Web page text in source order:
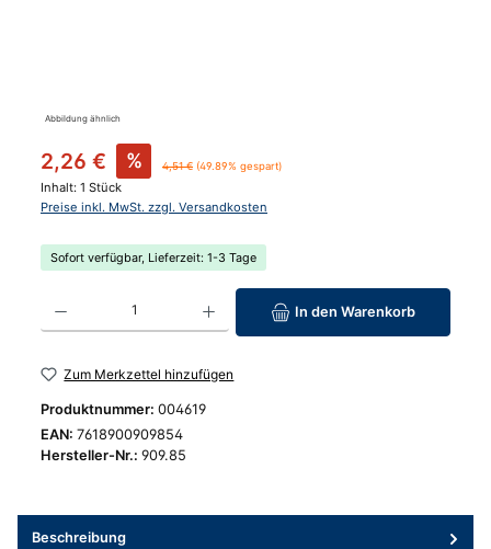
Abbildung ähnlich
Verkaufspreis:
2,26 € % Regulärer Preis:
4,51 € (49.89% gespart)
Inhalt: 1 Stück
Preise inkl. MwSt. zzgl. Versandkosten
Sofort verfügbar, Lieferzeit: 1-3 Tage
Produkt Anzahl: Gib den gewünschten Wert ein oder benutze die
In den Warenkorb
Zum Merkzettel hinzufügen
Produktnummer: 004619
EAN: 7618900909854
Hersteller-Nr.: 909.85
Beschreibung